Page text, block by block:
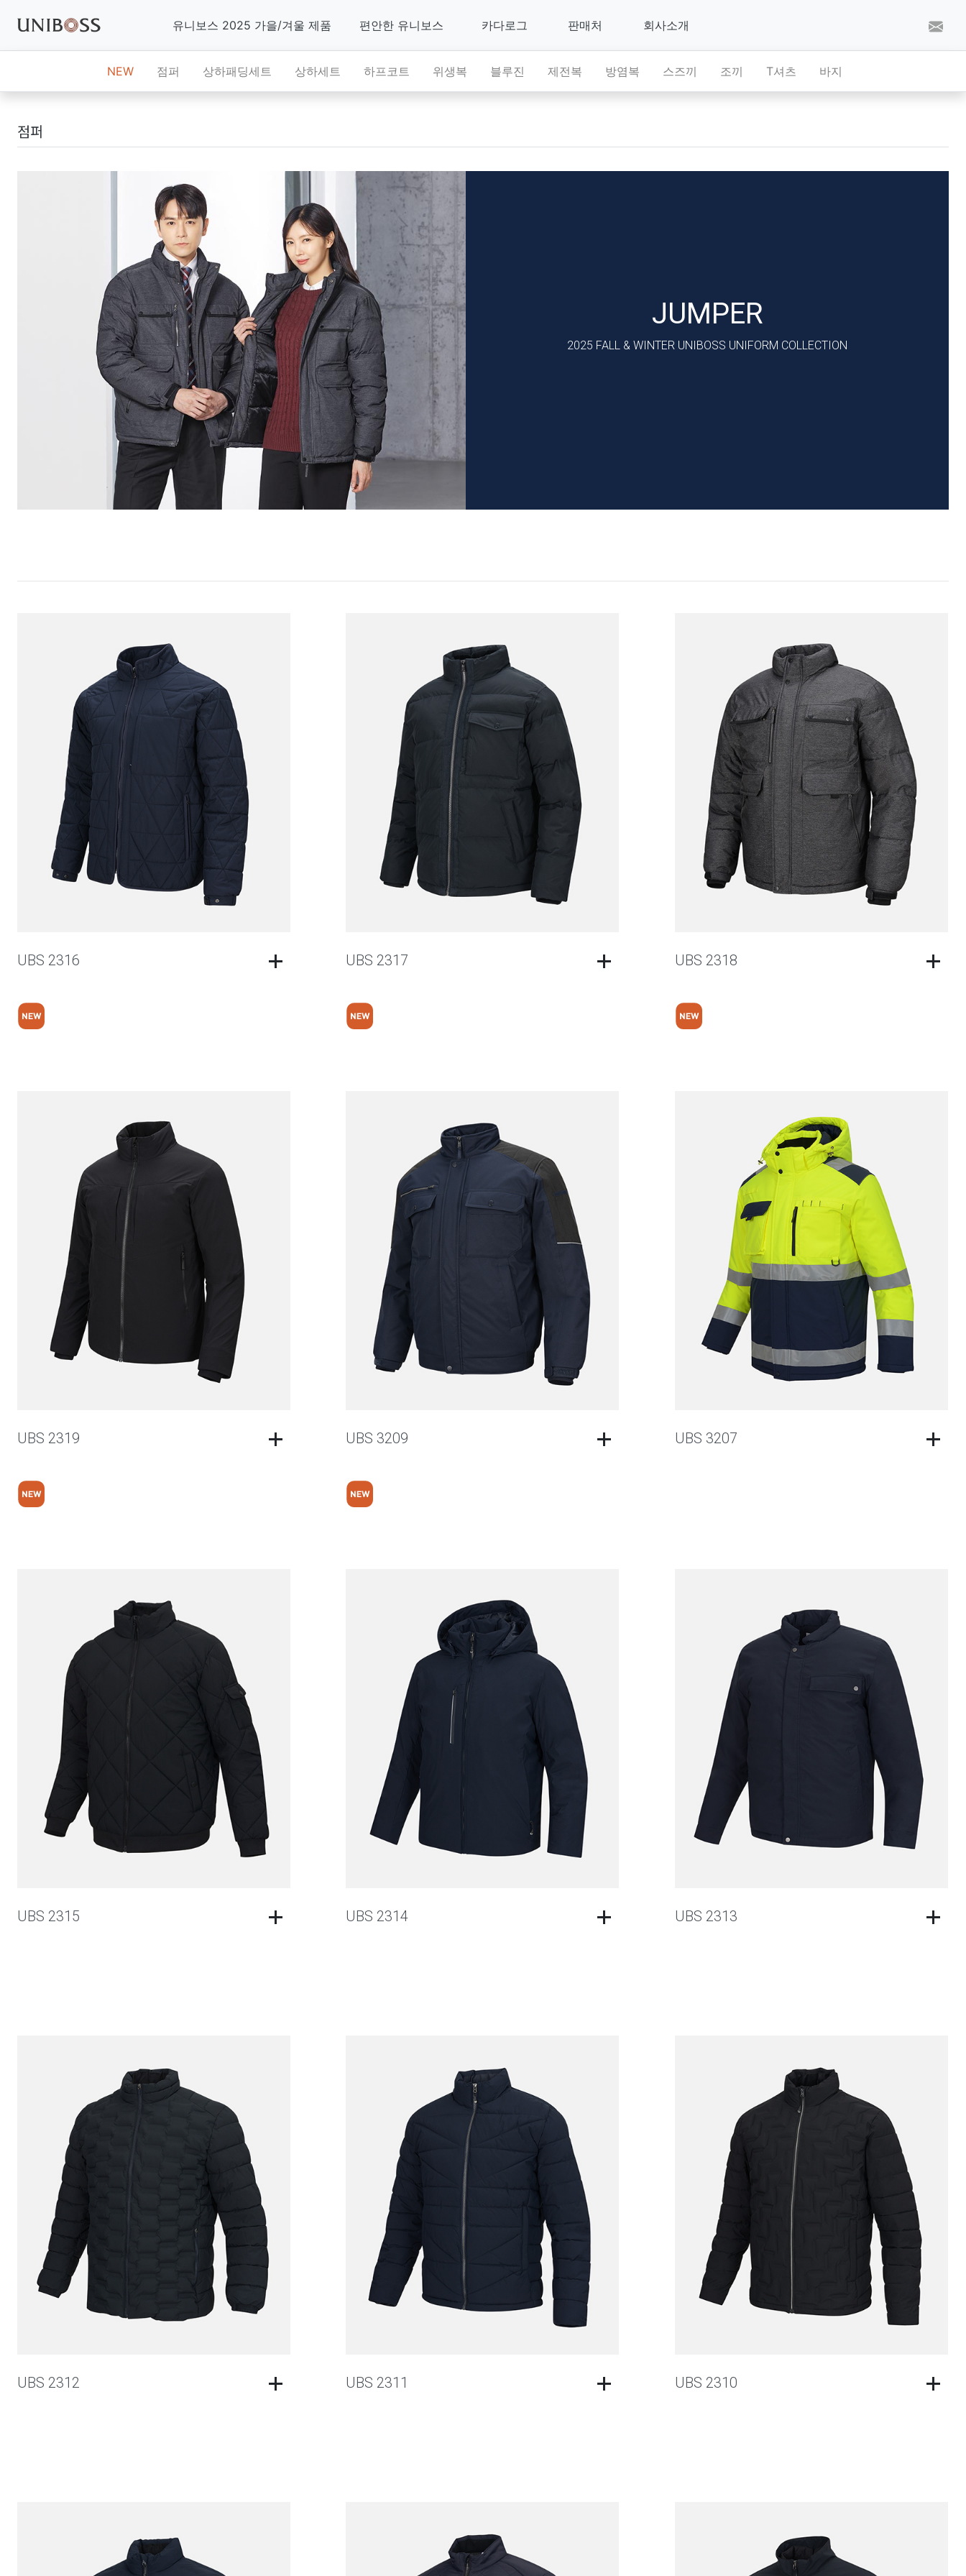
유니보스 2025 가을/겨울 제품 편안한 유니보스 카다로그 판매처 회사소개
NEW 점퍼 상하패딩세트 상하세트 하프코트 위생복 블루진 제전복 방염복 스즈끼 조끼 T셔츠 바지
점퍼
JUMPER
2025 FALL & WINTER UNIBOSS UNIFORM COLLECTION
UBS 2316 UBS 2317 UBS 2318
UBS 2319 UBS 3209 UBS 3207
UBS 2315 UBS 2314 UBS 2313
UBS 2312 UBS 2311 UBS 2310